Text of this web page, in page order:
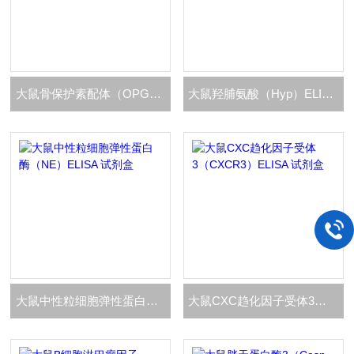
大鼠骨保护素配体（OPGL）ELISA 试剂盒 大鼠羟脯氨酸（Hyp）ELISA 试剂盒
大鼠中性粒细胞弹性蛋白酶（NE）ELISA 试剂盒 大鼠CXC趋化因子受体3（CXCR3）ELISA 试剂盒